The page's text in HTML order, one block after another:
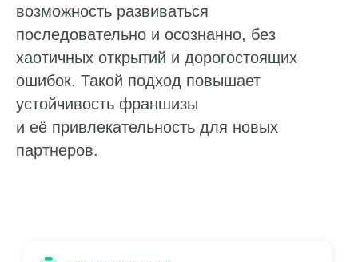
возможность развиваться
последовательно и осознанно, без
хаотичных открытий и дорогостоящих
ошибок. Такой подход повышает
устойчивость франшизы
и её привлекательность для новых
партнеров.